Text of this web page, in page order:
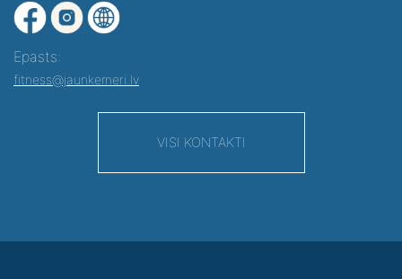
Epasts:
fitness@jaunkemeri.lv
VISI KONTAKTI